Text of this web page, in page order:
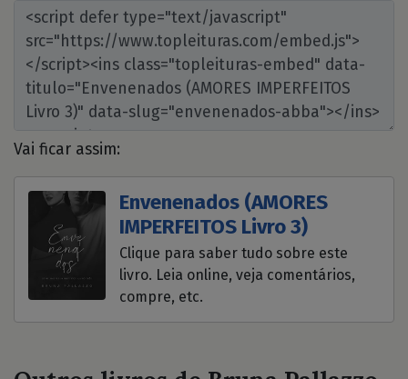
Vai ficar assim:
Envenenados (AMORES
IMPERFEITOS Livro 3)
Clique para saber tudo sobre este
livro. Leia online, veja comentários,
compre, etc.